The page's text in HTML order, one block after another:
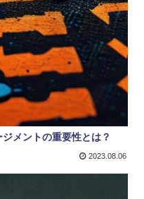
メントの重要性とは？
2023.08.06